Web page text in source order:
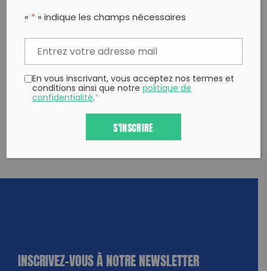
Copy to clipboard
INSCRIVEZ-VOUS À NOTRE NEWSLETTER
« * » indique les champs nécessaires
En vous inscrivant, vous acceptez nos termes et
conditions ainsi que notrepolitique de
confidentialité.*
S'INSCRIRE